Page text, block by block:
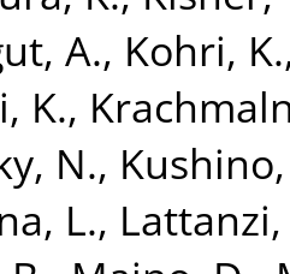
A., Kohri, K.
K.,
N.,
L.,